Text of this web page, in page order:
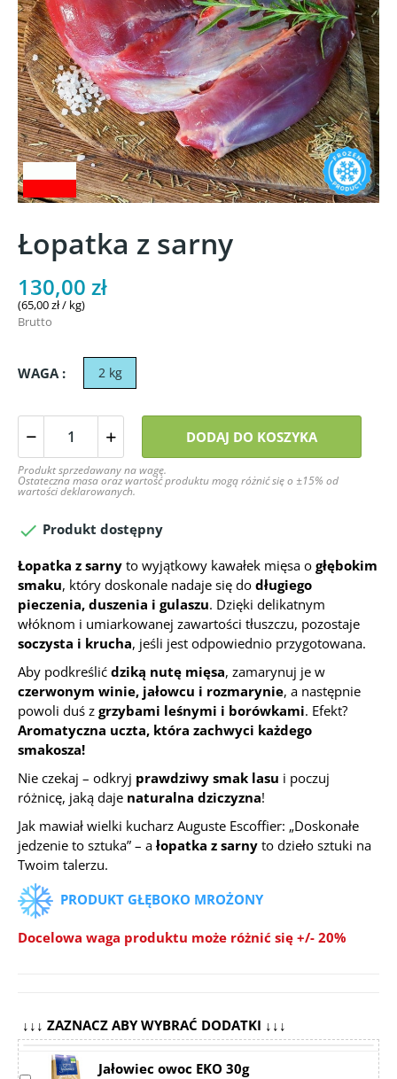
Łopatka z sarny
130,00 zł
(65,00 zł / kg)
Brutto
WAGA : 2 kg
DODAJ DO KOSZYKA
Produkt sprzedawany na wagę.
Ostateczna masa oraz wartość produktu mogą różnić się o ±15% od
wartości deklarowanych.
 Produkt dostępny
Łopatka z sarny to wyjątkowy kawałek mięsa o głębokim
smaku, który doskonale nadaje się do długiego
pieczenia, duszenia i gulaszu. Dzięki delikatnym
włóknom i umiarkowanej zawartości tłuszczu, pozostaje
soczysta i krucha, jeśli jest odpowiednio przygotowana.
Aby podkreślić dziką nutę mięsa, zamarynuj je w
czerwonym winie, jałowcu i rozmarynie, a następnie
powoli duś z grzybami leśnymi i borówkami. Efekt?
Aromatyczna uczta, która zachwyci każdego
smakosza!
Nie czekaj – odkryj prawdziwy smak lasu i poczuj
różnicę, jaką daje naturalna dziczyzna!
Jak mawiał wielki kucharz Auguste Escoffier: „Doskonałe
jedzenie to sztuka” – a łopatka z sarny to dzieło sztuki na
Twoim talerzu.
PRODUKT GŁĘBOKO MROŻONY
Docelowa waga produktu może różnić się +/- 20%
↓↓↓ ZAZNACZ ABY WYBRAĆ DODATKI ↓↓↓
Jałowiec owoc EKO 30g